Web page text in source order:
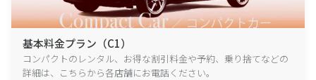
基本料金プラン（C1）
コンパクトのレンタル、お得な割引料金や予約、乗り捨てなどの
詳細は、こちらから各店舗にお電話ください。